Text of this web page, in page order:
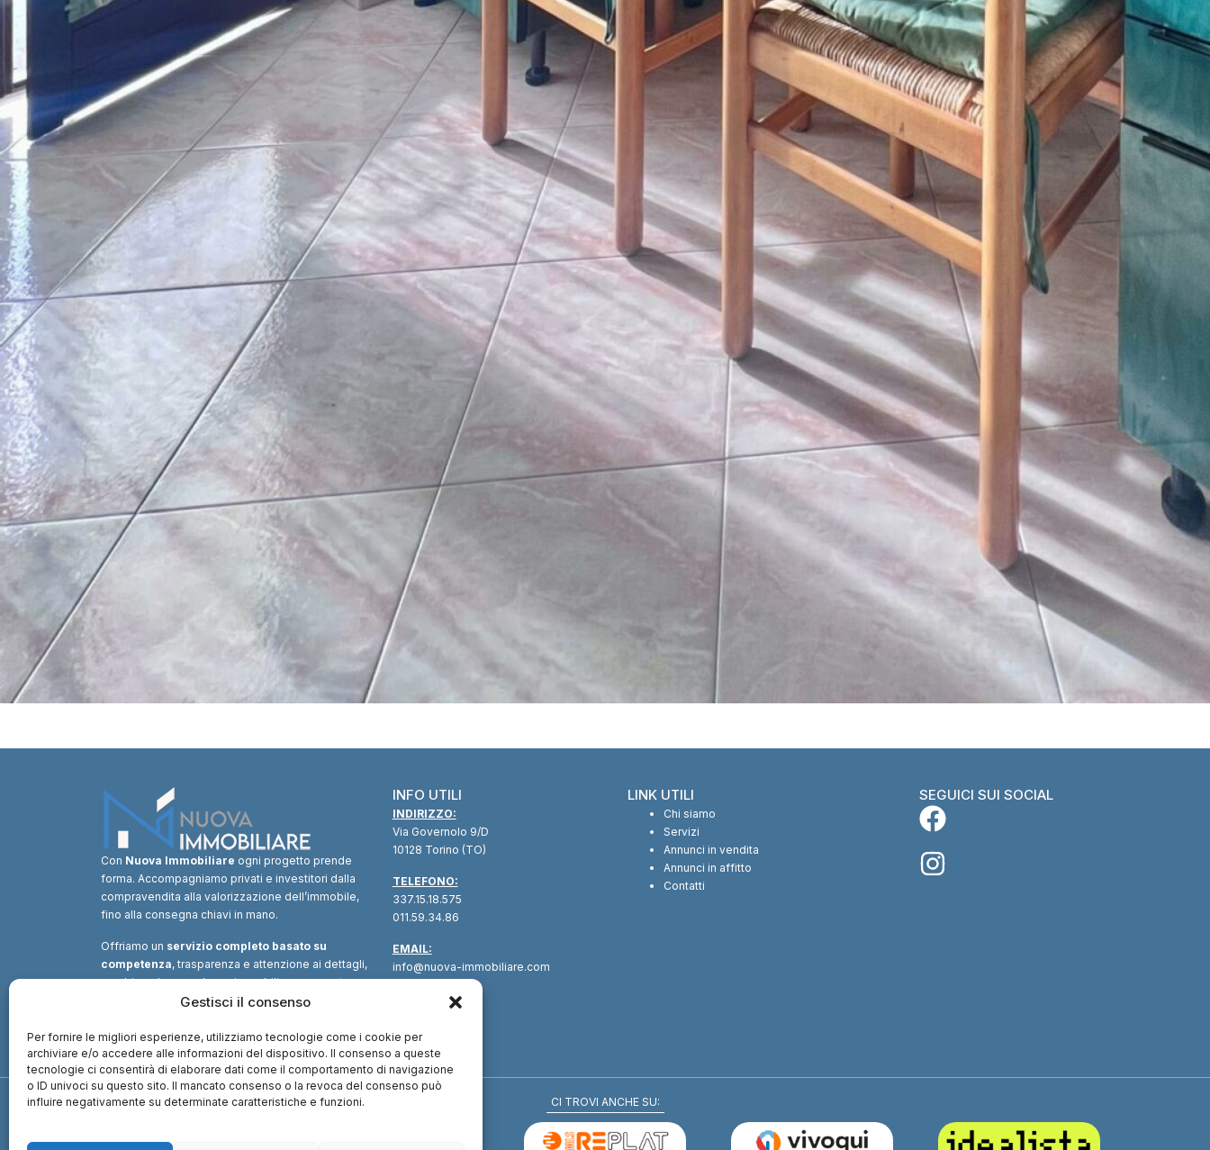
Gestisci il consenso
Per fornire le migliori esperienze, utilizziamo tecnologie come i cookie per
archiviare e/o accedere alle informazioni del dispositivo. Il consenso a queste
tecnologie ci consentirà di elaborare dati come il comportamento di navigazione
o ID univoci su questo sito. Il mancato consenso o la revoca del consenso può
influire negativamente su determinate caratteristiche e funzioni.
Con Nuova Immobiliare ogni progetto prende
forma. Accompagniamo privati e investitori dalla
compravendita alla valorizzazione dell’immobile,
fino alla consegna chiavi in mano.
Offriamo un servizio completo basato su
competenza, trasparenza e attenzione ai dettagli,
combinando consulenza immobiliare, supporto
tecnico e soluzioni finanziarie.Un unico
valore.
INFO UTILI
INDIRIZZO:
Via Governolo 9/D
10128 Torino (TO)
TELEFONO:
337.15.18.575
011.59.34.86
EMAIL:
info@nuova-immobiliare.com
LINK UTILI
Chi siamo
Servizi
Annunci in vendita
Annunci in affitto
Contatti
SEGUICI SUI SOCIAL
CI TROVI ANCHE SU: